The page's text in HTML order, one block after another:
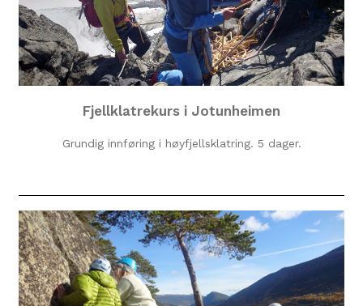
Fjellklatrekurs i Jotunheimen
Grundig innføring i høyfjellsklatring. 5 dager.